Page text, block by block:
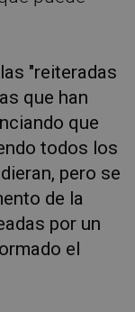
"reiteradas
que han
que
todos los
pero se
de la
por un
el